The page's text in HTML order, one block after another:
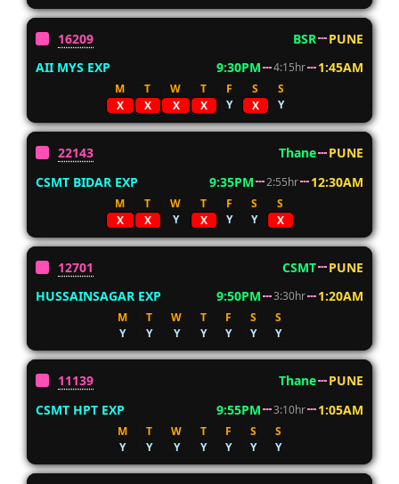
16209 BSR
PUNE
AII MYS EXP
9:30PM 4:15hr 1:45AM
M T W T F S
S
X
X X X Y X Y
22143 Thane
PUNE
CSMT BIDAR EXP
9:35PM 2:55hr 12:30AM
M T W T F S
S
X
X Y X Y Y X
12701 CSMT
PUNE
HUSSAINSAGAR EXP
9:50PM 3:30hr 1:20AM
M T W T F S
S
Y
Y Y Y Y Y Y
11139 Thane
PUNE
CSMT HPT EXP
9:55PM 3:10hr 1:05AM
M T W T F S
S
Y
Y Y Y Y Y Y